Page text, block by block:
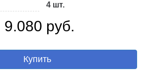
4 шт.
9.080 руб.
Купить